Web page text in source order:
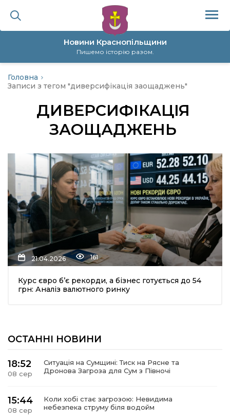
Новини Краснопільщини
Пишемо історію разом.
політика
Головна
Записи з тегом "диверсифікація заощаджень"
ДИВЕРСИФІКАЦІЯ
ЗАОЩАДЖЕНЬ
21.04.2026 161
Курс євро б’є рекорди, а бізнес готується до 54
грн: Аналіз валютного ринку
ОСТАННІ НОВИНИ
18:52
08 сер
Ситуація на Сумщині: Тиск на Рясне та
Дронова Загроза для Сум з Півночі
15:44
08 сер
Коли хобі стає загрозою: Невидима
небезпека струму біля водойм